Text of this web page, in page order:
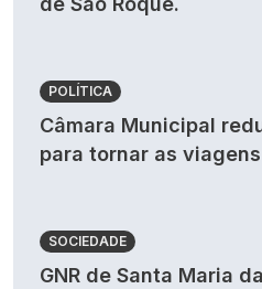
POLÍTICA
Câmara Municipal
para tornar as
SOCIEDADE
GNR de Santa Maria